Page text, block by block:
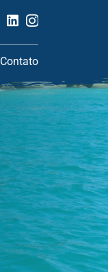
Contato